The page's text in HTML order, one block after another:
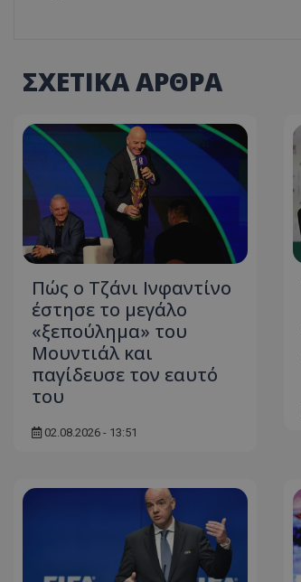
ΣΧΕΤΙΚΑ ΑΡΘΡΑ
Πώς ο Τζάνι Ινφαντίνο
έστησε το μεγάλο
«ξεπούλημα» του
Μουντιάλ και
παγίδευσε τον εαυτό
του
02.08.2026 - 13:51